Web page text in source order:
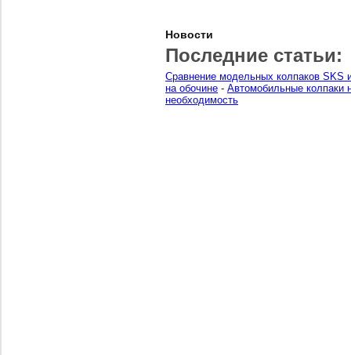
Новости
Последние статьи:
Сравнение модельных колпаков SKS
на обочине - Автомобильные колпаки
необходимость